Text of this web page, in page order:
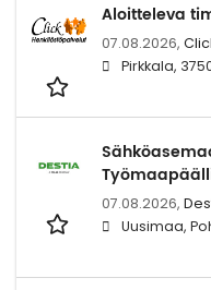
Aloitteleva
07.08.2026,
Pirkkala,
07.08.2026,
Uusimaa,